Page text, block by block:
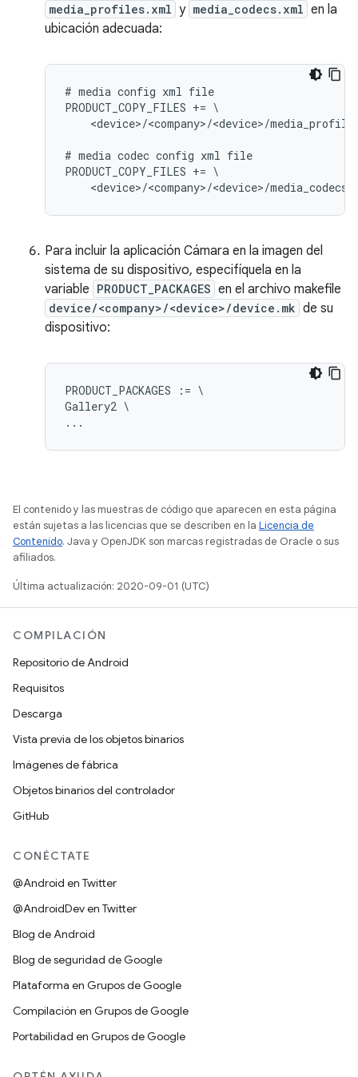
media_profiles.xml y media_codecs.xml en la
ubicación adecuada:
# media config xml file
PRODUCT_COPY_FILES += \
<device>/<company>/<device>/
# media codec config xml file
PRODUCT_COPY_FILES += \
Para incluir la aplicación Cámara en la imagen del
sistema de su dispositivo, especifíquela en la
variable PRODUCT_PACKAGES en el archivo makefile
device/<company>/<device>/device.mk de su
dispositivo:
PRODUCT_PACKAGES := \
Gallery2 \
El contenido y las muestras de código que aparecen en esta página
están sujetas a las licencias que se describen en la Licencia de
Contenido. Java y OpenJDK son marcas registradas de Oracle o sus
afiliados.
Última actualización: 2020-09-01 (UTC)
COMPILACIÓN
Repositorio de Android
Requisitos
Descarga
Vista previa de los objetos binarios
Imágenes de fábrica
Objetos binarios del controlador
GitHub
CONÉCTATE
@Android en Twitter
@AndroidDev en Twitter
Blog de Android
Blog de seguridad de Google
Plataforma en Grupos de Google
Compilación en Grupos de Google
Portabilidad en Grupos de Google